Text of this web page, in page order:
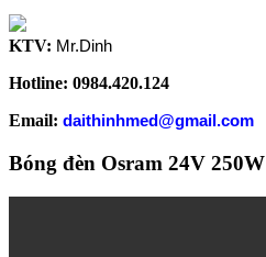
KTV: Mr.Dinh
Hotline: 0984.420.124
Email: daithinhmed@gmail.com
Bóng đèn Osram 24V 250W